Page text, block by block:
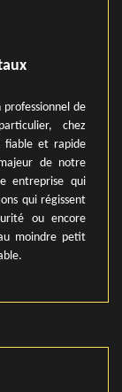
de
chez
fiable et rapide
de notre
entreprise qui
qui régissent
ou encore
moindre petit